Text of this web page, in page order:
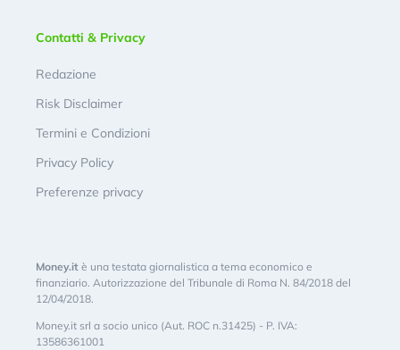
Contatti & Privacy
Redazione
Risk Disclaimer
Termini e Condizioni
Privacy Policy
Preferenze privacy
Money.it è una testata giornalistica a tema economico e
finanziario. Autorizzazione del Tribunale di Roma N. 84/2018 del
12/04/2018.
Money.it srl a socio unico (Aut. ROC n.31425) - P. IVA:
13586361001